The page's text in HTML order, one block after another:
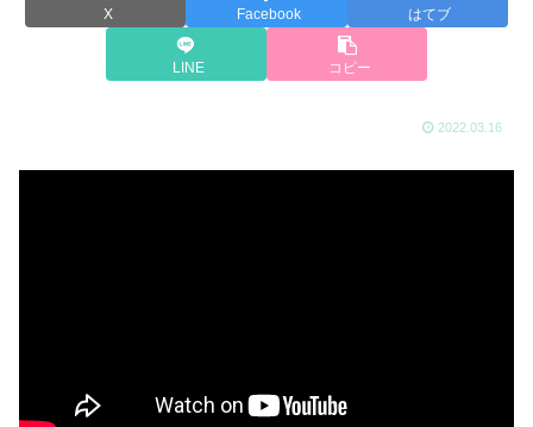
X Facebook はてブ
LINE コピー
2022.03.16